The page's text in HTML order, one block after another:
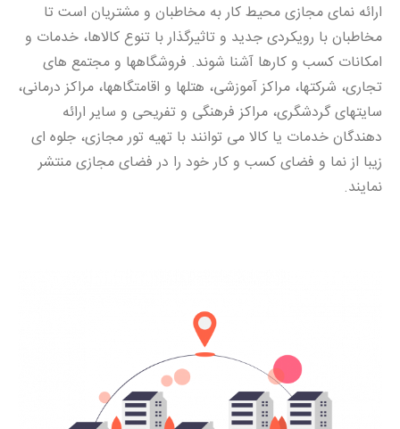
ارائه نمای مجازی محیط کار به مخاطبان و مشتریان است تا
مخاطبان با رویکردی جدید و تاثیرگذار با تنوع کالاها، خدمات و
امکانات کسب و کارها آشنا شوند. فروشگاهها و مجتمع های
تجاری، شرکتها، مراکز آموزشی، هتلها و اقامتگاهها، مراکز درمانی،
سایتهای گردشگری، مراکز فرهنگی و تفریحی و سایر ارائه
دهندگان خدمات یا کالا می توانند با تهیه تور مجازی، جلوه ای
زیبا از نما و فضای کسب و کار خود را در فضای مجازی منتشر
نمایند.